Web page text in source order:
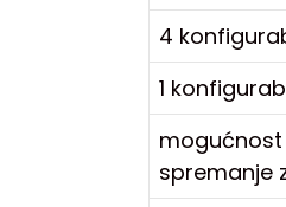
4
1
mogućnost
spremanje